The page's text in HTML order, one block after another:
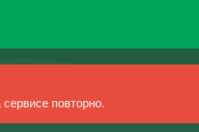
повторно.